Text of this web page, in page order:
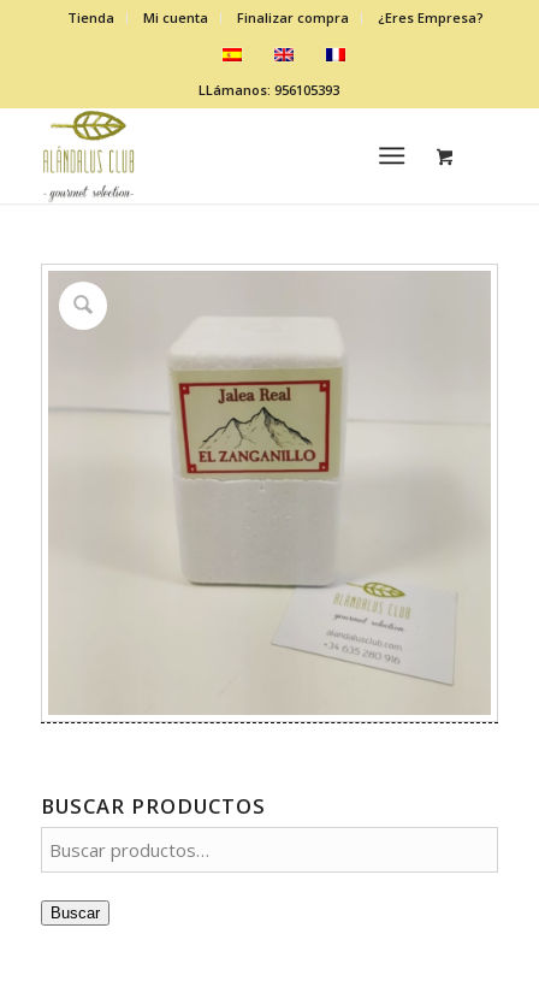
Tienda Mi cuenta Finalizar compra ¿Eres Empresa?
LLámanos: 956105393
BUSCAR PRODUCTOS
Buscar